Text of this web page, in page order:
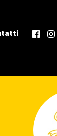
f Ig